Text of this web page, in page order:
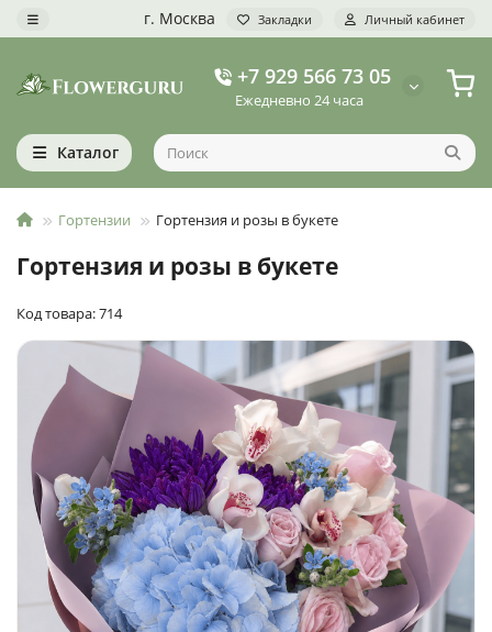
г. Москва Закладки Личный кабинет
+7 929 566 73 05
Ежедневно 24 часа
Каталог
Гортензии Гортензия и розы в букете
Гортензия и розы в букете
Код товара: 714